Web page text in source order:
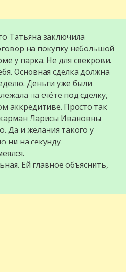
Татьяна заключила
на покупку небольшой
у парка. Не для свекрови.
Основная сделка должна
Деньги уже были
на счёте под сделку,
аккредитиве. Просто так
карман Ларисы Ивановны
Да и желания такого у
ни на секунду.
Ей главное объяснить,